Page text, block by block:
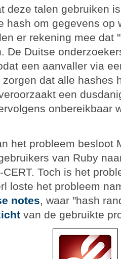
deze talen gebruiken
hash om gegevens op
er rekening mee dat
De Duitse
een aanvaller via
dat alle hashes
een
onbereikbaar
het probleem besloot
van Ruby
Toch is het
loste het probleem
notes, waar "hash
van de gebruikte